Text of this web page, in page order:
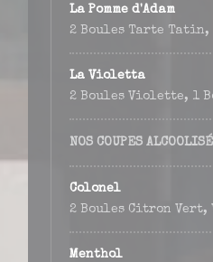
La Pomme d'Adam
2 Boules Tarte
La Violetta
2 Boules Violette, 1
NOS COUPES
Colonel
2 Boules Citron Vert,
Menthol